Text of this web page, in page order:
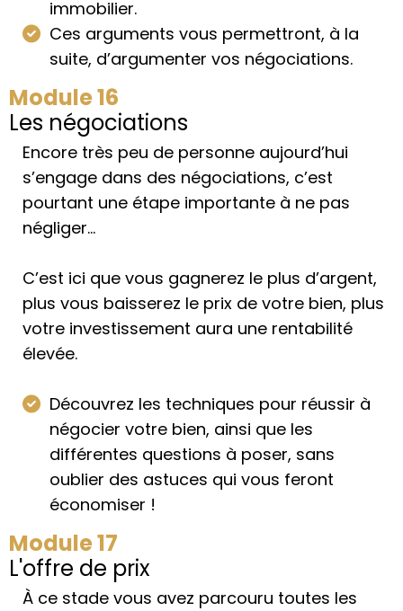
immobilier.
Ces arguments vous permettront, à la
suite, d’argumenter vos négociations.
Module 16
Les négociations
Encore très peu de personne aujourd’hui
s’engage dans des négociations, c’est
pourtant une étape importante à ne pas
négliger…
C’est ici que vous gagnerez le plus d’argent,
plus vous baisserez le prix de votre bien, plus
votre investissement aura une rentabilité
élevée.
Découvrez les techniques pour réussir à
négocier votre bien, ainsi que les
différentes questions à poser, sans
oublier des astuces qui vous feront
économiser !
Module 17
L'offre de prix
À ce stade vous avez parcouru toutes les